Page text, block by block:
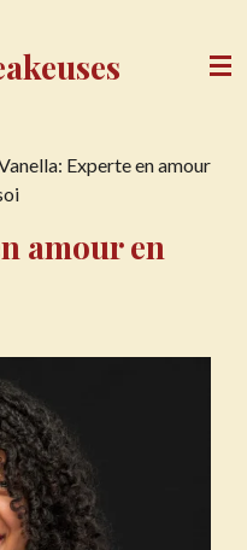
Experte en amour
amour en